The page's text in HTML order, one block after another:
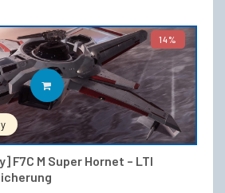
14%
F7C M Super Hornet – LTI
IN DEN WARENKORB